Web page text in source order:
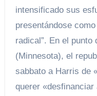
intensificado sus
presentándose
radical”. En el punto
(Minnesota), el
sabbato a Harris de
querer